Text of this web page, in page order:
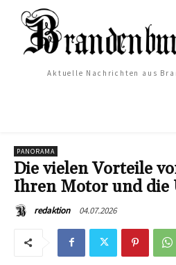
Aktuelle Nachrichten aus
PANORAMA
Die vielen Vorteile
Ihren Motor und die
redaktion 04.07.2026